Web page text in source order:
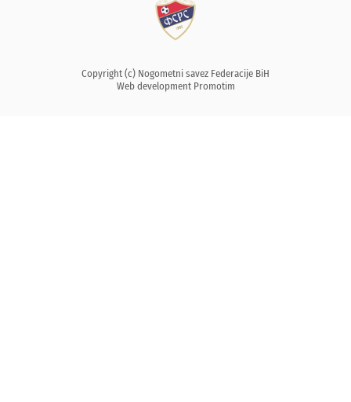
Copyright (c) Nogometni savez Federacije BiH
Web development Promotim